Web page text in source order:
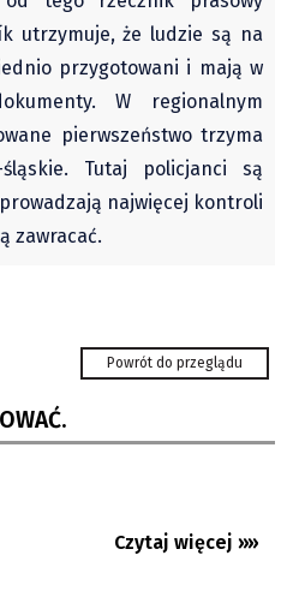
Łęckiego
(archiwum)
Drobika (archiwum)
utrzymuje, że ludzie są na
przygotowani i mają w
W regionalnym
pierwszeństwo trzyma
śląskie. Tutaj policjanci są
najwięcej kontroli
zawracać.
Powrót do przeglądu
09.08.2026
św. Franciszka, który
Czytaj więcej »»
hrabiego Skarbka